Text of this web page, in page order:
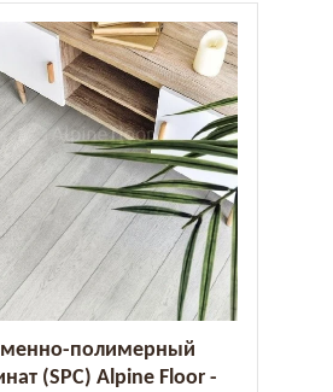
полимерный
(SPC) Alpine Floor -